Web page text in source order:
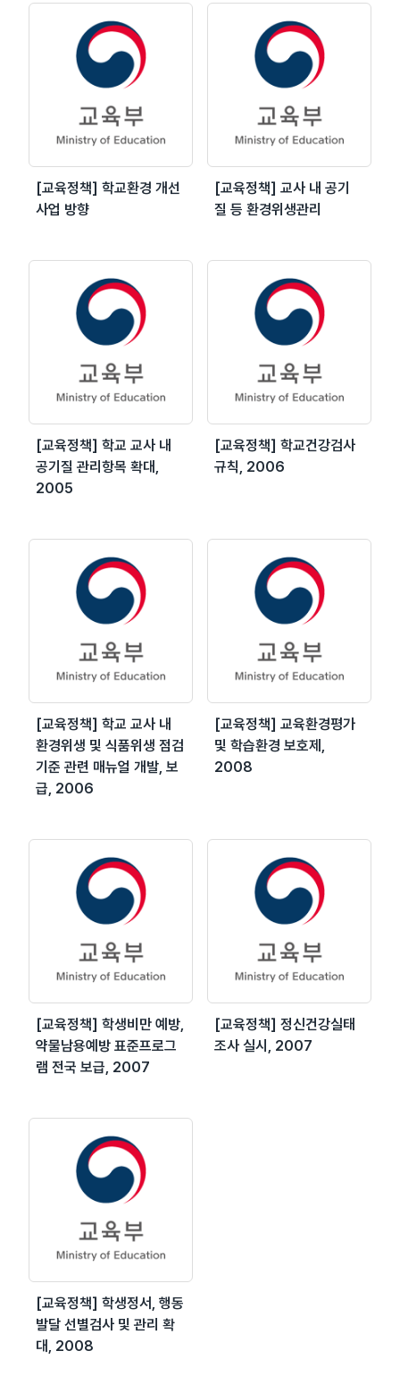
[교육정책] 학교환경 개선
사업 방향
[교육정책] 교사 내 공기
질 등 환경위생관리
[교육정책] 학교 교사 내
공기질 관리항목 확대,
2005
[교육정책] 학교건강검사
규칙, 2006
[교육정책] 학교 교사 내
환경위생 및 식품위생 점검
기준 관련 매뉴얼 개발, 보
급, 2006
[교육정책] 교육환경평가
및 학습환경 보호제,
2008
[교육정책] 학생비만 예방,
약물남용예방 표준프로그
램 전국 보급, 2007
[교육정책] 정신건강실태
조사 실시, 2007
[교육정책] 학생정서, 행동
발달 선별검사 및 관리 확
대, 2008